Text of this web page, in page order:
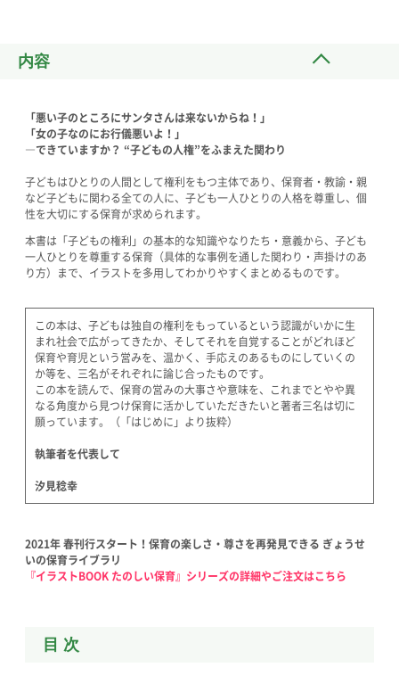
内容
「悪い子のところにサンタさんは来ないからね！」
「女の子なのにお行儀悪いよ！」
―できていますか？ “子どもの人権”をふまえた関わり
子どもはひとりの人間として権利をもつ主体であり、保育者・教諭・親
など子どもに関わる全ての人に、子ども一人ひとりの人格を尊重し、個
性を大切にする保育が求められます。
本書は「子どもの権利」の基本的な知識やなりたち・意義から、子ども
一人ひとりを尊重する保育（具体的な事例を通した関わり・声掛けのあ
り方）まで、イラストを多用してわかりやすくまとめるものです。
この本は、子どもは独自の権利をもっているという認識がいかに生
まれ社会で広がってきたか、そしてそれを自覚することがどれほど
保育や育児という営みを、温かく、手応えのあるものにしていくの
か等を、三名がそれぞれに論じ合ったものです。
この本を読んで、保育の営みの大事さや意味を、これまでとやや異
なる角度から見つけ保育に活かしていただきたいと著者三名は切に
願っています。（「はじめに」より抜粋）
執筆者を代表して
汐見稔幸
2021年 春刊行スタート！保育の楽しさ・尊さを再発見できる ぎょうせ
いの保育ライブラリ
『イラストBOOK たのしい保育』シリーズの詳細やご注文はこちら
目 次